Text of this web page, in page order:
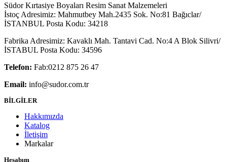
Südor Kırtasiye Boyaları Resim Sanat Malzemeleri
İstoç Adresimiz: Mahmutbey Mah.2435 Sok. No:81 Bağıclar/
İSTANBUL Posta Kodu: 34218
Fabrika Adresimiz: Kavaklı Mah. Tantavi Cad. No:4 A Blok Silivri/
İSTABUL Posta Kodu: 34596
Telefon: Fab:0212 875 26 47
Email: info@sudor.com.tr
BİLGİLER
Hakkımızda
Katalog
İletişim
Markalar
Hesabım